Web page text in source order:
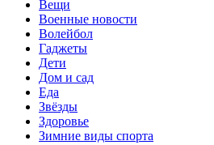
Вещи
Военные новости
Волейбол
Гаджеты
Дети
Дом и сад
Еда
Звёзды
Здоровье
Зимние виды спорта